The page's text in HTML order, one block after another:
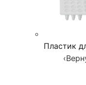
Пластик
‹